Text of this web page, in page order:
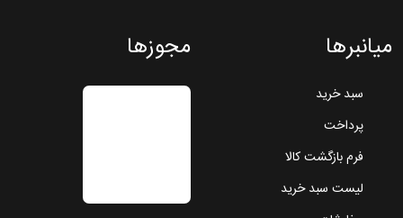
میانبرها
سبد خرید
پرداخت
فرم بازگشت کالا
لیست سبد خرید
مجوزها